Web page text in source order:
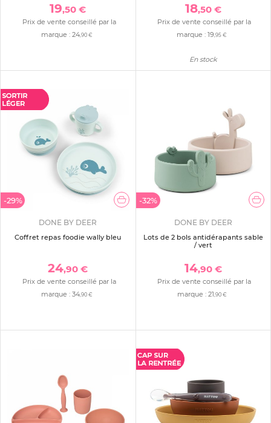
19,50 €
Prix de vente conseillé par la
marque : 24,90 €
18,50 €
Prix de vente conseillé par la
marque :19,95 €
En stock
-29%
DONE BY DEER
Coffret repas foodie wally bleu
24,90 €
Prix de vente conseillé par la
marque : 34,90 €
-32%
DONE BY DEER
Lots de 2 bols antidérapants sable
/ vert
14,90 €
Prix de vente conseillé par la
marque : 21 ,90 €